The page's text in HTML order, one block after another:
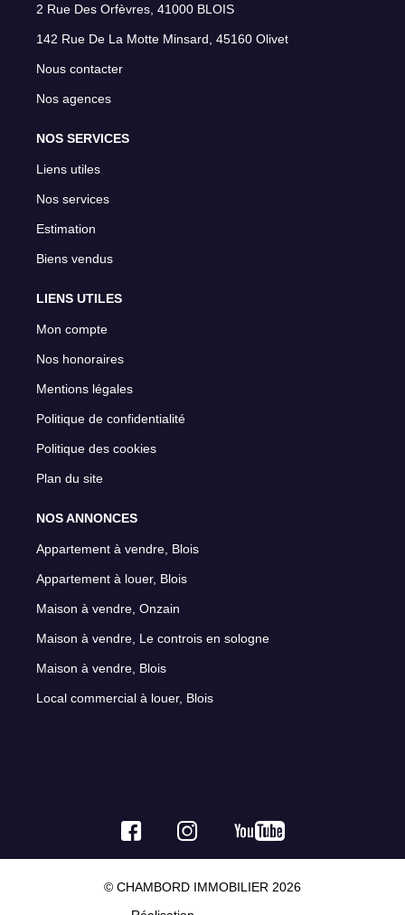
2 Rue Des Orfèvres, 41000 BLOIS
142 Rue De La Motte Minsard, 45160 Olivet
Nous contacter
Nos agences
NOS SERVICES
Liens utiles
Nos services
Estimation
Biens vendus
LIENS UTILES
Mon compte
Nos honoraires
Mentions légales
Politique de confidentialité
Politique des cookies
Plan du site
NOS ANNONCES
Appartement à vendre, Blois
Appartement à louer, Blois
Maison à vendre, Onzain
Maison à vendre, Le controis en sologne
Maison à vendre, Blois
Local commercial à louer, Blois
© CHAMBORD IMMOBILIER 2026